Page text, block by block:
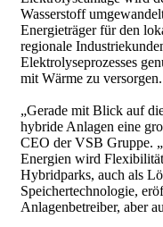
Wasserstoff
Energieträger für den
regionale
Elektrolyseprozesses
mit Wärme zu versorgen.
„Gerade mit Blick auf
hybride Anlagen eine
CEO der VSB Gruppe.
Energien wird
Hybridparks, auch als
Speichertechnologie,
Anlagenbetreiber, aber